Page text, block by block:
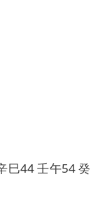
巳44 壬午54 癸